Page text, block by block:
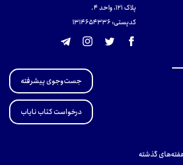
پلاک 121، واحد ۴.
کدپستی: 131465433۶
گذشته
جست‌وجوی پیشرفته
درخواست کتاب نایاب